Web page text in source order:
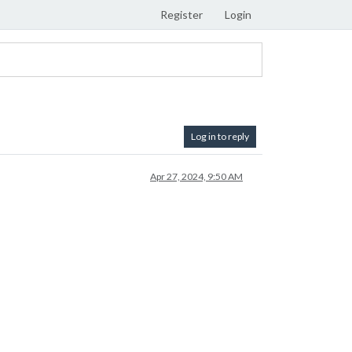
Register Login
Log in to reply
Apr 27, 2024, 9:50 AM